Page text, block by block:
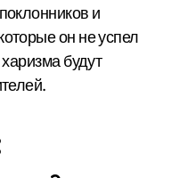
и
он не успел
будут